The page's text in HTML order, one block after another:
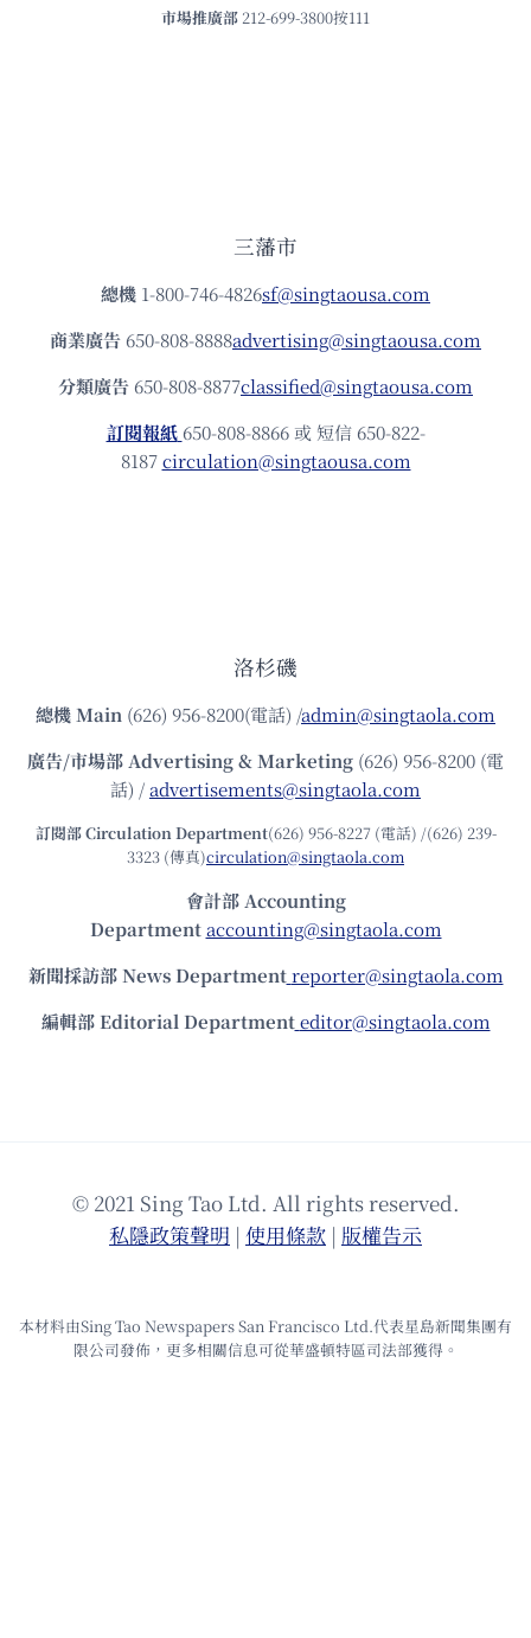
市場推廣部 212-699-3800按111
三藩市
總機 1-800-746-4826sf@singtaousa.com
商業廣告 650-808-8888advertising@singtaousa.com
分類廣告 650-808-8877classified@singtaousa.com
訂閱報紙 650-808-8866 或 短信 650-822-
8187circulation@singtaousa.com
洛杉磯
總機Main (626) 956-8200(電話) /admin@singtaola.com
廣告/市場部Advertising & Marketing (626) 956-8200 (電
話) /advertisements@singtaola.com
訂閱部 Circulation Department(626) 956-8227 (電話) /(626) 239-
3323 (傳真)circulation@singtaola.com
會計部 Accounting
Department accounting@singtaola.com
新聞採訪部 News Department reporter@singtaola.com
編輯部 Editorial Department editor@singtaola.com
© 2021 Sing Tao Ltd. All rights reserved.
私隱政策聲明 | 使⽤條款 | 版權告⽰
本材料由Sing Tao Newspapers San Francisco Ltd.代表星島新聞集團有
限公司發佈，更多相關信息可從華盛頓特區司法部獲得。